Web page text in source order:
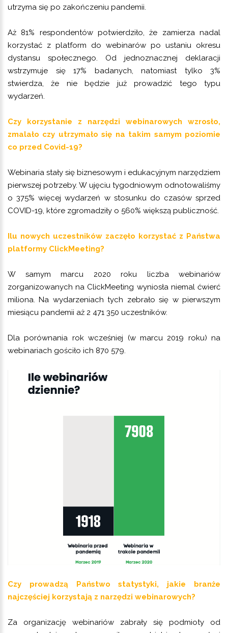
utrzyma się po zakończeniu pandemii.
Aż 81% respondentów potwierdziło, że zamierza nadal
korzystać z platform do webinarów po ustaniu okresu
dystansu społecznego. Od jednoznacznej deklaracji
wstrzymuje się 17% badanych, natomiast tylko 3%
stwierdza, że nie będzie już prowadzić tego typu
wydarzeń.
Czy korzystanie z narzędzi webinarowych wzrosło,
zmalało czy utrzymało się na takim samym poziomie
co przed Covid-19?
Webinaria stały się biznesowym i edukacyjnym narzędziem
pierwszej potrzeby. W ujęciu tygodniowym odnotowaliśmy
o 375% więcej wydarzeń w stosunku do czasów sprzed
COVID-19, które zgromadziły o 560% większą publiczność.
Ilu nowych uczestników zaczęło korzystać z Państwa
platformy ClickMeeting?
W samym marcu 2020 roku liczba webinariów
zorganizowanych na ClickMeeting wyniosła niemal ćwierć
miliona. Na wydarzeniach tych zebrało się w pierwszym
miesiącu pandemii aż 2 471 350 uczestników.
Dla porównania rok wcześniej (w marcu 2019 roku) na
webinariach gościło ich 870 579.
Czy prowadzą Państwo statystyki, jakie branże
najczęściej korzystają z narzędzi webinarowych?
Za organizację webinariów zabrały się podmioty od